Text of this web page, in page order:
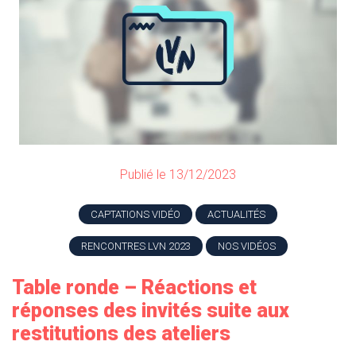
Publié le 13/12/2023
CAPTATIONS VIDÉO ACTUALITÉS
RENCONTRES LVN 2023 NOS VIDÉOS
Table ronde – Réactions et
réponses des invités suite aux
restitutions des ateliers